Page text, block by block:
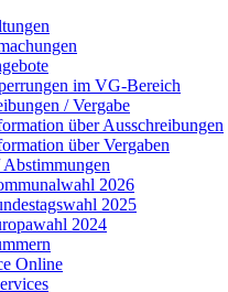
im VG-Bereich
/ Vergabe
über Ausschreibungen
über Vergaben
Abstimmungen
2026
2025
2024
Online